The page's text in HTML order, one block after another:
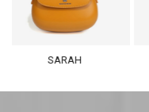
SARAH